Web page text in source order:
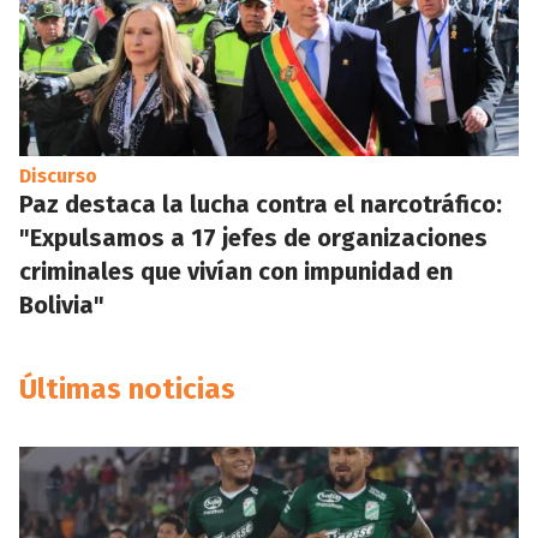
Discurso
Paz destaca la lucha contra el narcotráfico:
"Expulsamos a 17 jefes de organizaciones
criminales que vivían con impunidad en
Bolivia"
Últimas noticias